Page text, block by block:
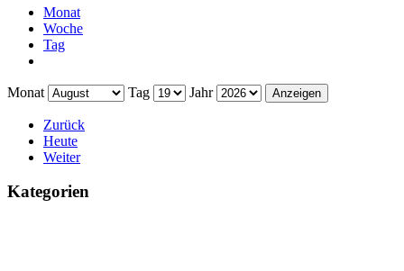
Monat
Woche
Tag
Monat Tag Jahr
Zurück
Heute
Weiter
Kategorien